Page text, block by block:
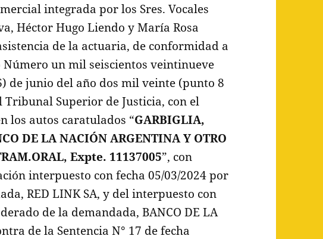
integrada por los Sres. Vocales
Héctor Hugo Liendo y María Rosa
de la actuaria, de conformidad a
un mil seiscientos veintinueve
de junio del año dos mil veinte (punto 8
Tribunal Superior de Justicia, con el
los autos caratulados “GARBIGLIA,
DE LA NACIÓN ARGENTINA Y OTRO
Expte. 11137005”, con
interpuesto con fecha 05/03/2024 por
RED LINK SA, y del interpuesto con
de la demandada, BANCO DE LA
de la Sentencia N° 17 de fecha